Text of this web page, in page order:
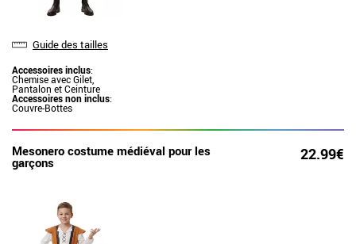
Guide des tailles
Accessoires inclus:
Chemise avec Gilet,
Pantalon et Ceinture
Accessoires non inclus:
Couvre-Bottes
Mesonero costume médiéval pour les
garçons 22.99€